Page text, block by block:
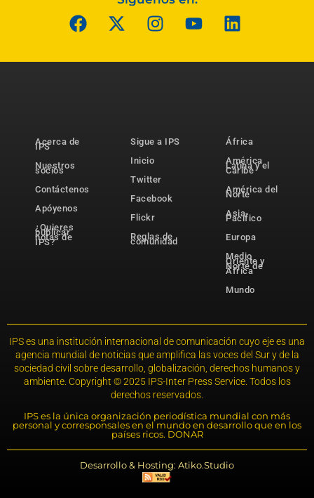
Acerca de
IPS
Nuestros
socios
Contáctenos
Apóyenos
¿Quieres
publicar
notas de
IPS?
Sigue a IPS
Inicio
Twitter
Facebook
Flickr
Reglas de
comunidad
África
América
Latina y el
Caribe
América del
Norte
Asia-
Pacífico
Europa
Medio
Oriente y
Norte de
África
Mundo
IPS es una institución internacional de comunicación cuyo eje es una
agencia mundial de noticias que amplifica las voces del Sur y de la
sociedad civil sobre desarrollo, globalización, derechos humanos y
ambiente. Copyright © 2025 IPS-Inter Press Service. Todos los
derechos reservados.
IPS es la única organización periodística mundial con más
personal y corresponsales en el mundo en desarrollo que en los
países ricos. DONAR
Desarrollo & Hosting: Atiko.Studio